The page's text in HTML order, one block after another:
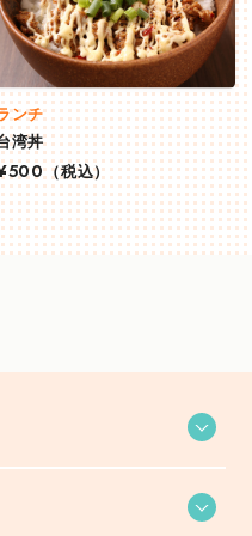
ンチ
湾丼
（税込）